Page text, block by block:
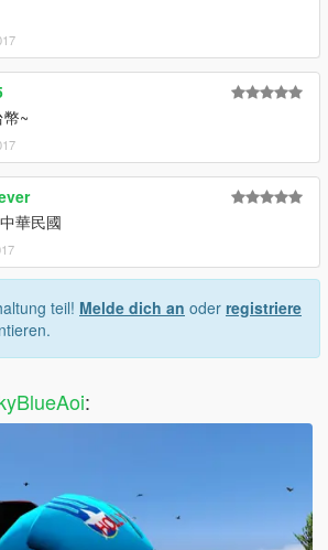
~
華民國
teil! Melde dich an oder registriere
: